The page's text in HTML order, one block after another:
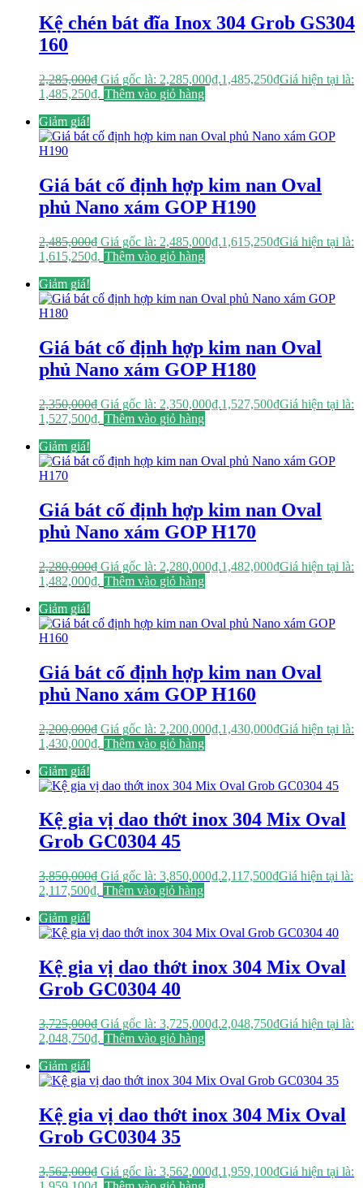
Kệ chén bát đĩa Inox 304 Grob GS304
160
2,285,000₫ Giá gốc là: 2,285,000₫.1,485,250₫Giá hiện tại là:
1,485,250₫. Thêm vào giỏ hàng
Giảm giá!
Giá bát cố định hợp kim nan Oval
phủ Nano xám GOP H190
2,485,000₫ Giá gốc là: 2,485,000₫.1,615,250₫Giá hiện tại là:
1,615,250₫. Thêm vào giỏ hàng
Giảm giá!
Giá bát cố định hợp kim nan Oval
phủ Nano xám GOP H180
2,350,000₫ Giá gốc là: 2,350,000₫.1,527,500₫Giá hiện tại là:
1,527,500₫. Thêm vào giỏ hàng
Giảm giá!
Giá bát cố định hợp kim nan Oval
phủ Nano xám GOP H170
2,280,000₫ Giá gốc là: 2,280,000₫.1,482,000₫Giá hiện tại là:
1,482,000₫. Thêm vào giỏ hàng
Giảm giá!
Giá bát cố định hợp kim nan Oval
phủ Nano xám GOP H160
2,200,000₫ Giá gốc là: 2,200,000₫.1,430,000₫Giá hiện tại là:
1,430,000₫. Thêm vào giỏ hàng
Giảm giá!
Kệ gia vị dao thớt inox 304 Mix Oval
Grob GC0304 45
3,850,000₫ Giá gốc là: 3,850,000₫.2,117,500₫Giá hiện tại là:
2,117,500₫. Thêm vào giỏ hàng
Giảm giá!
Kệ gia vị dao thớt inox 304 Mix Oval
Grob GC0304 40
3,725,000₫ Giá gốc là: 3,725,000₫.2,048,750₫Giá hiện tại là:
2,048,750₫. Thêm vào giỏ hàng
Giảm giá!
Kệ gia vị dao thớt inox 304 Mix Oval
Grob GC0304 35
3,562,000₫ Giá gốc là: 3,562,000₫.1,959,100₫Giá hiện tại là: